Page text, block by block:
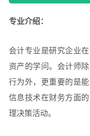
专业介绍：
会计专业是研究企业
资产的学问。会计师
行为外，更重要的是
信息技术在财务方面
理决策活动。